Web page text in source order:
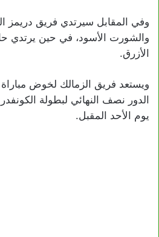
وفي المقابل سيرتدي فريق دريمز
والشورت الأسود، في حين يرتدي
الأزرق.
ويستعد فريق الزمالك لخوض
الدور نصف النهائي لبطولة
يوم الأحد المقبل.